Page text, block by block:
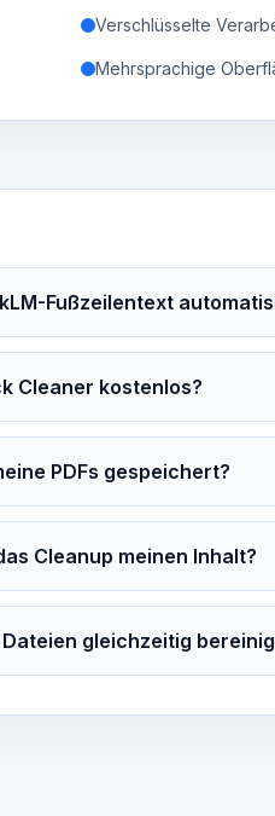
Verschlüsselte
Mehrsprachige
Fußzeilentext
Cleaner kostenlos?
PDFs gespeichert?
Cleanup meinen Inhalt?
gleichzeitig